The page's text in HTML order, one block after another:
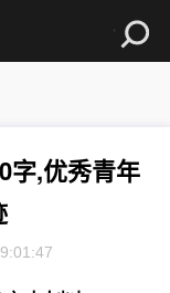
字,优秀青年